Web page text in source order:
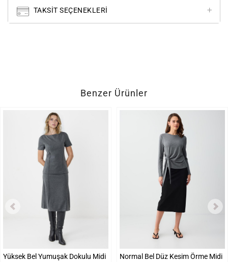
TAKSIT SEÇENEKLERI
Benzer Ürünler
Yüksek Bel Yumuşak Dokulu Midi
Normal Bel Düz Kesim Örme Midi